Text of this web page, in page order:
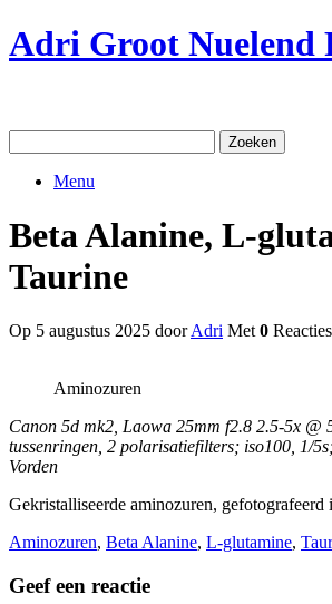
Ga
naar
Adri Groot Nuelend
naar:
Menu
Beta Alanine, L-
Taurine
Op 5 augustus 2025 doorAdri Met0
Aminozuren
Canon 5d mk2, Laowa 25mm f2.8 2.5-5x @
tussenringen, 2 polarisatiefilters; iso100, 1/
Vorden
Gekristalliseerde aminozuren, gefotografeerd
Aminozuren, Beta Alanine, L-glutamine,
Geef een reactie